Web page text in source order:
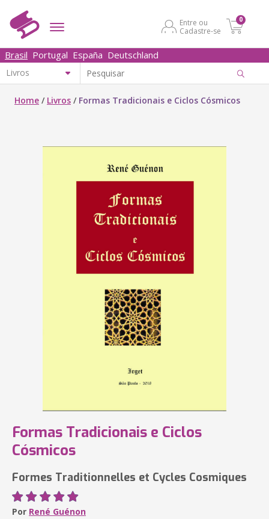
Entre ou
Cadastre-se
0
Brasil Portugal España Deutschland
Home / Livros / Formas Tradicionais e Ciclos Cósmicos
Formas Tradicionais e Ciclos
Cósmicos
Formes Traditionnelles et Cycles Cosmiques
Por René Guénon